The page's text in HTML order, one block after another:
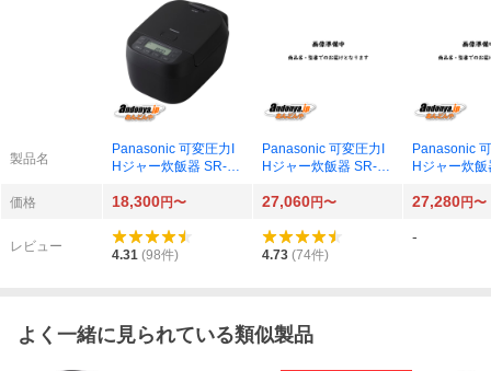
製品名
Panasonic 可変圧力I
Hジャー炊飯器 SR-N
Panasonic 可変圧力I
Hジャー炊飯器 SR-N
Panasonic
Hジャー炊
価格
18,300円〜 27,060円〜 27,280円〜
レビュー
4.31 (98件) 4.73 (74件)
-
よく一緒に見られている類似製品